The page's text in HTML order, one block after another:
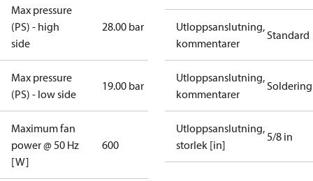
Max pressure
(PS) - high
side
28.00 bar
Max pressure
(PS) - low side
19.00 bar
Maximum fan
power @ 50 Hz
[W]
600
Utloppsanslutning,
kommentarer
Standard
Utloppsanslutning,
kommentarer
Soldering
Utloppsanslutning,
storlek [in]
5/8 in